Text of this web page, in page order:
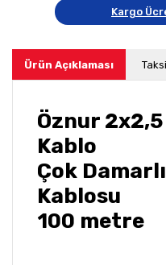
Kargo
Ürün Açıklaması
Öznur
Kablo
Çok
Kablosu
100 metre